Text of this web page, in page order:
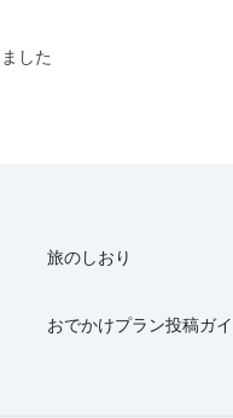
した
旅のしおり
おでかけプラン投稿ガ